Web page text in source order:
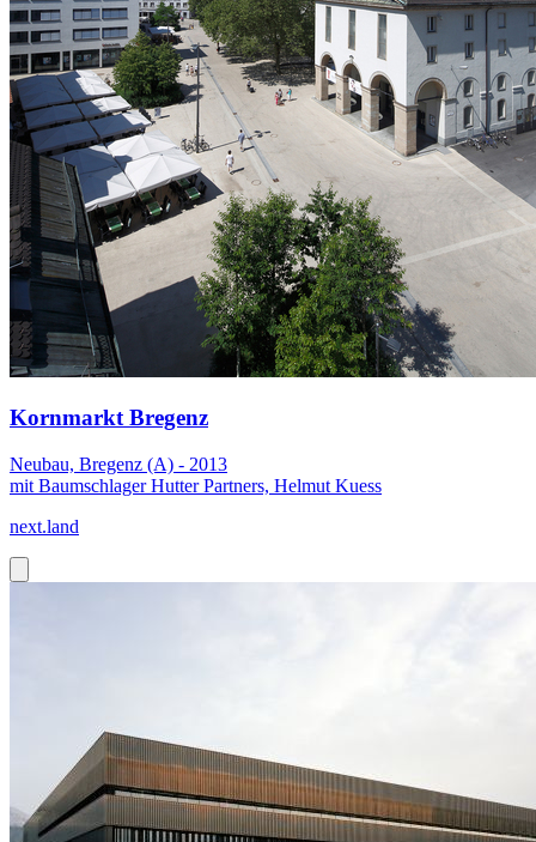
Kornmarkt Bregenz
Neubau, Bregenz (A) - 2013
mit Baumschlager Hutter Partners, Helmut Kuess
next.land